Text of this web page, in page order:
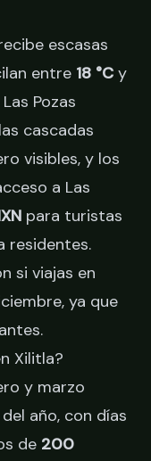
escasas
entre 18 °C y
Pozas
cascadas
visibles, y los
a Las
para turistas
residentes.
si viajas en
ya que
Xilitla?
y marzo
año, con días
de 200